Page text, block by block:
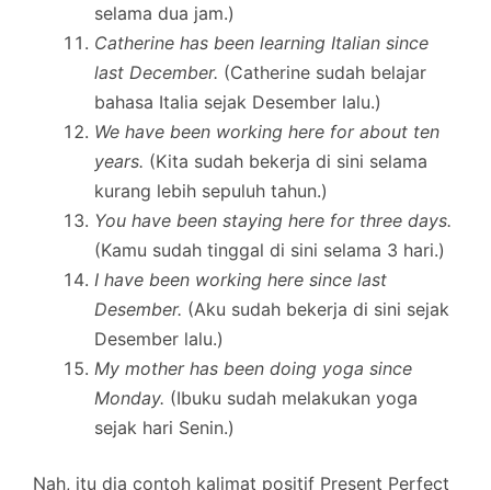
selama dua jam.)
Catherine has been learning Italian since
last December. (Catherine sudah belajar
bahasa Italia sejak Desember lalu.)
We have been working here for about ten
years. (Kita sudah bekerja di sini selama
kurang lebih sepuluh tahun.)
You have been staying here for three days.
(Kamu sudah tinggal di sini selama 3 hari.)
I have been working here since last
Desember. (Aku sudah bekerja di sini sejak
Desember lalu.)
My mother has been doing yoga since
Monday. (Ibuku sudah melakukan yoga
sejak hari Senin.)
Nah, itu dia contoh kalimat positif Present Perfect